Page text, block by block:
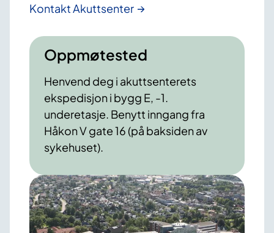
Kontakt Akuttsenter
Oppmøtested
Henvend deg i akuttsenterets
ekspedisjon i bygg E, -1.
underetasje. Benytt inngang fra
Håkon V gate 16 (på baksiden av
sykehuset).